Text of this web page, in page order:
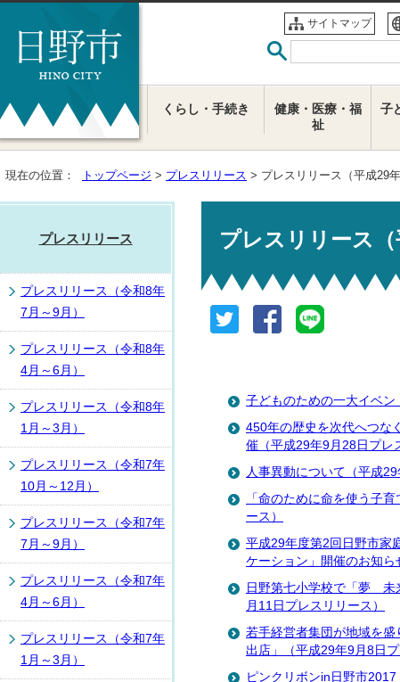
サイトマップ
くらし・手続き
健康・医療・福
祉
子
現在の位置： トップページ > プレスリリース > プレスリリース（平成29年
プレスリリース（
子どものための一大イベン
450年の歴史を次代へつな
催（平成29年9月28日プレ
人事異動について（平成
「命のために命を使う子
ース）
平成29年度第2回日野市家
ケーション」開催のお知ら
日野第七小学校で「夢
月11日プレスリリース）
若手経営者集団が地域を
出店」（平成29年9月8日プ
ピンクリボンin日野市
プレスリリース
プレスリリース（令和8年
7月～9月）
プレスリリース（令和8年
4月～6月）
プレスリリース（令和8年
1月～3月）
プレスリリース（令和7年
10月～12月）
プレスリリース（令和7年
7月～9月）
プレスリリース（令和7年
4月～6月）
プレスリリース（令和7年
1月～3月）